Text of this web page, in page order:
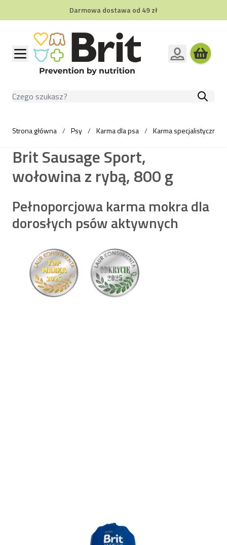
Darmowa dostawa od 49 zł
Przejdź do treści
Szukaj
Strona główna / Psy / Karma dla psa / Karma specjalistyczna
Brit Sausage Sport,
wołowina z rybą, 800 g
Pełnoporcjowa karma mokra dla
dorosłych psów aktywnych